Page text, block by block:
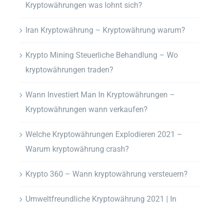
Kryptowährungen was lohnt sich?
Iran Kryptowährung – Kryptowährung warum?
Krypto Mining Steuerliche Behandlung – Wo
kryptowährungen traden?
Wann Investiert Man In Kryptowährungen –
Kryptowährungen wann verkaufen?
Welche Kryptowährungen Explodieren 2021 –
Warum kryptowährung crash?
Krypto 360 – Wann kryptowährung versteuern?
Umweltfreundliche Kryptowährung 2021 | In